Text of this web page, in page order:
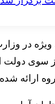
در
سوی